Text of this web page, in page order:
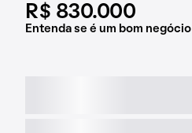
R$ 830.000
Entenda se é um bom negócio